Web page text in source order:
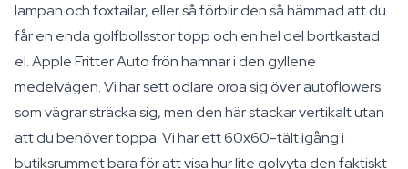
lampan och foxtailar, eller så förblir den så hämmad att du
får en enda golfbollsstor topp och en hel del bortkastad
el. Apple Fritter Auto frön hamnar i den gyllene
medelvägen. Vi har sett odlare oroa sig över autoflowers
som vägrar sträcka sig, men den här stackar vertikalt utan
att du behöver toppa. Vi har ett 60x60-tält igång i
butiksrummet bara för att visa hur lite golvyta den faktiskt